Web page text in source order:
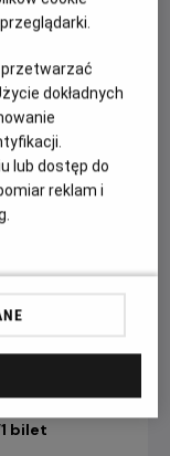
między
ze swoich
do seansu
ZŁ
bilet
bilet
dokładnych
lub dostęp do
reklam i